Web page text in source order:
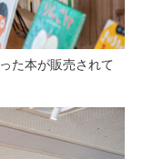
た本が販売されて